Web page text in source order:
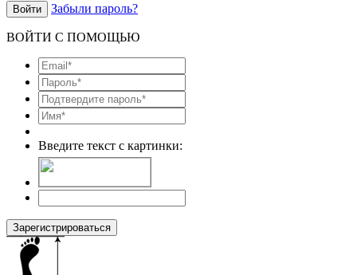
Войти Забыли пароль?
ВОЙТИ С ПОМОЩЬЮ
Введите текст с картинки:
Зарегистрироваться